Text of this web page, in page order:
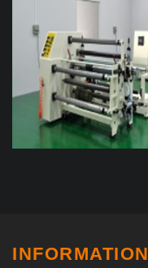
INFORMATION